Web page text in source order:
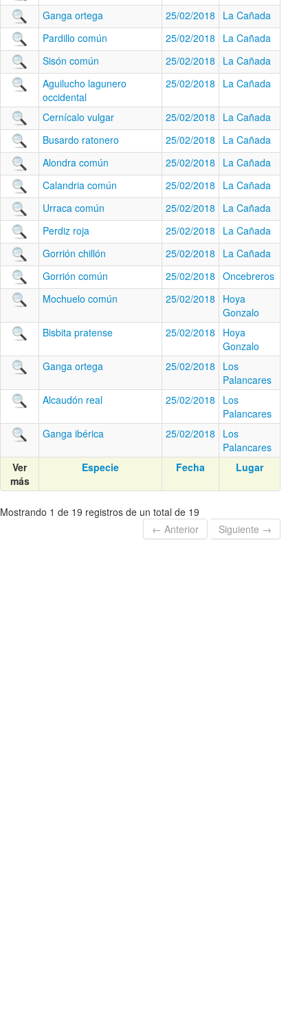
Ganga ortega
25/02/2018
La Cañada
Pardillo común
25/02/2018
La Cañada
Sisón común
25/02/2018
La Cañada
Aguilucho lagunero
occidental
25/02/2018 La Cañada
Cernícalo vulgar 25/02/2018
La Cañada
Busardo ratonero
25/02/2018
La Cañada
Alondra común
25/02/2018
La Cañada
Calandria común
25/02/2018
La Cañada
Urraca común
25/02/2018
La Cañada
Perdiz roja
25/02/2018
La Cañada
Gorrión chillón
25/02/2018
La Cañada
Gorrión común
25/02/2018 Oncebreros
Mochuelo común
25/02/2018
Hoya
Gonzalo
Bisbita pratense
25/02/2018
Hoya
Gonzalo
Ganga ortega
25/02/2018
Los
Palancares
Alcaudón real
25/02/2018
Los
Palancares
Ganga ibérica
25/02/2018
Los
Palancares
Ver
más
Especie Fecha Lugar
Mostrando 1 de 19 registros de un total de 19
← Anterior
Siguiente →